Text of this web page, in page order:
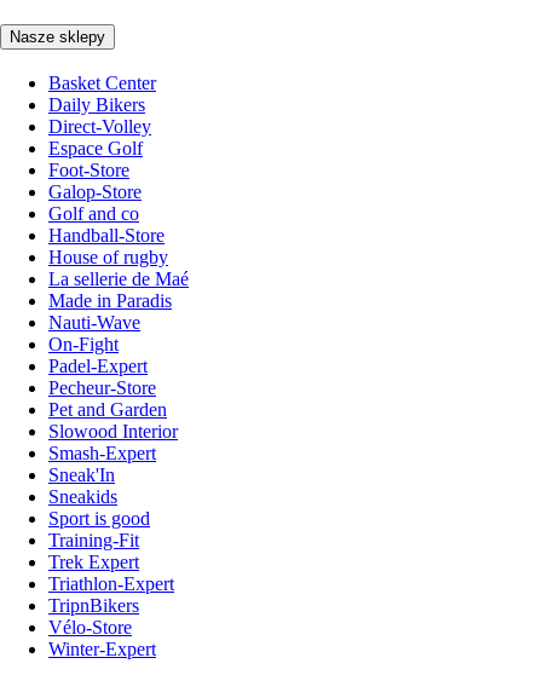
Nasze sklepy
Basket Center
Daily Bikers
Direct-Volley
Espace Golf
Foot-Store
Galop-Store
Golf and co
Handball-Store
House of rugby
La sellerie de Maé
Made in Paradis
Nauti-Wave
On-Fight
Padel-Expert
Pecheur-Store
Pet and Garden
Slowood Interior
Smash-Expert
Sneak'In
Sneakids
Sport is good
Training-Fit
Trek Expert
Triathlon-Expert
TripnBikers
Vélo-Store
Winter-Expert